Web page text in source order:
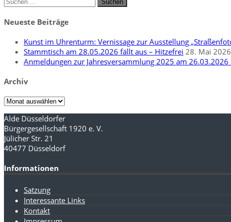
nach:
Neueste Beiträge
Kunst im Uhrenturm: Vernissage zur Ausstellung
Stammtisch am 28.05.2026 fällt aus – Hitzefrei 28. Mai 2026
Anmeldungen zur Jahresversammlung 2025 am
Archiv
Archiv
Alde Düsseldorfer
Bürgergesellschaft 1920 e. V.
Jülicher Str. 21
40477 Düsseldorf
Informationen
Satzung
Interessante Links
Kontakt